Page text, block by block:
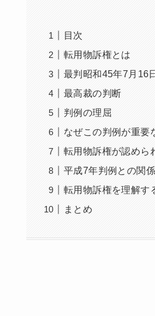
目次
転用物訴権とは
最判昭和45年7月16
最高裁の判断
判例の理屈
なぜこの判例が重要
転用物訴権が認めら
平成7年判例との関係
転用物訴権を理解す
まとめ